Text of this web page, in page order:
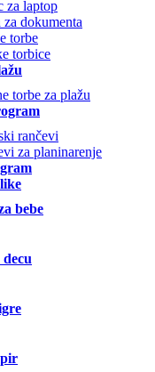
za laptop
za dokumenta
torbe
torbice
torbe za plažu
rančevi
za planinarenje
bebe